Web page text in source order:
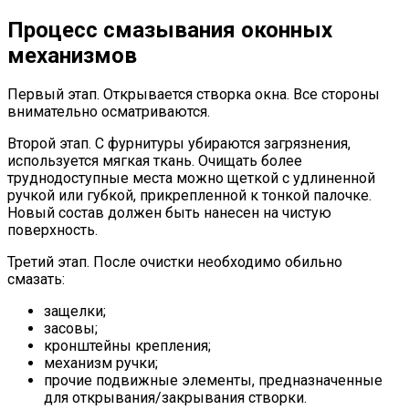
Процесс смазывания оконных
механизмов
Первый этап. Открывается створка окна. Все стороны
внимательно осматриваются.
Второй этап. С фурнитуры убираются загрязнения,
используется мягкая ткань. Очищать более
труднодоступные места можно щеткой с удлиненной
ручкой или губкой, прикрепленной к тонкой палочке.
Новый состав должен быть нанесен на чистую
поверхность.
Третий этап. После очистки необходимо обильно
смазать:
защелки;
засовы;
кронштейны крепления;
механизм ручки;
прочие подвижные элементы, предназначенные
для открывания/закрывания створки.